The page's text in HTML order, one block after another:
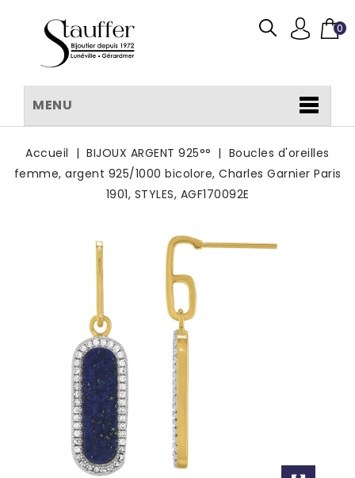
0
MENU
Accueil BIJOUX ARGENT 925°°
Boucles d'oreilles
femme, argent 925/1000 bicolore, Charles Garnier Paris
1901, STYLES, AGF170092E